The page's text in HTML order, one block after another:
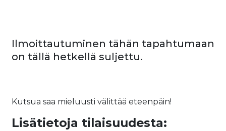
Ilmoittautuminen tähän tapahtumaan
on tällä hetkellä suljettu.
Kutsua saa mieluusti välittää eteenpäin!
Lisätietoja tilaisuudesta: